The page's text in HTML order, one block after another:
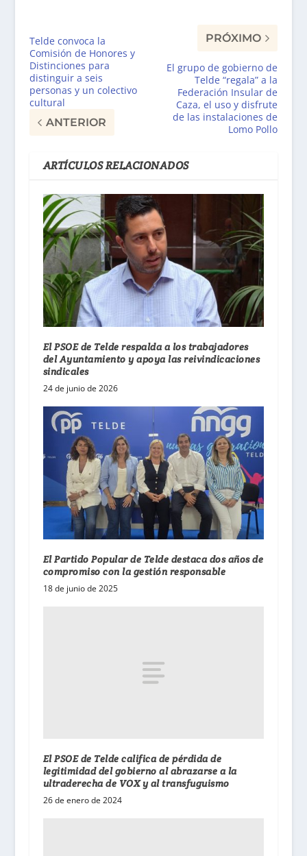
Telde convoca la
Comisión de Honores y
Distinciones para
distinguir a seis
personas y un colectivo
cultural
ANTERIOR
PRÓXIMO
El grupo de gobierno de
Telde “regala” a la
Federación Insular de
Caza, el uso y disfrute
de las instalaciones de
Lomo Pollo
ARTÍCULOS RELACIONADOS
El PSOE de Telde respalda a los trabajadores
del Ayuntamiento y apoya las reivindicaciones
sindicales
24 de junio de 2026
El Partido Popular de Telde destaca dos años de
compromiso con la gestión responsable
18 de junio de 2025
El PSOE de Telde califica de pérdida de
legitimidad del gobierno al abrazarse a la
ultraderecha de VOX y al transfuguismo
26 de enero de 2024